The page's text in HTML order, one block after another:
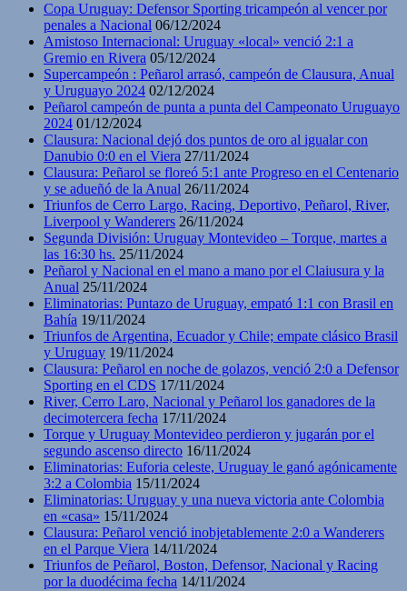
Copa Uruguay: Defensor Sporting tricampeón al vencer por
penales a Nacional 06/12/2024
Amistoso Internacional: Uruguay «local» venció 2:1 a
Gremio en Rivera 05/12/2024
Supercampeón : Peñarol arrasó, campeón de Clausura, Anual
y Uruguayo 2024 02/12/2024
Peñarol campeón de punta a punta del Campeonato Uruguayo
2024 01/12/2024
Clausura: Nacional dejó dos puntos de oro al igualar con
Danubio 0:0 en el Viera 27/11/2024
Clausura: Peñarol se floreó 5:1 ante Progreso en el Centenario
y se adueñó de la Anual 26/11/2024
Triunfos de Cerro Largo, Racing, Deportivo, Peñarol, River,
Liverpool y Wanderers 26/11/2024
Segunda División: Uruguay Montevideo – Torque, martes a
las 16:30 hs. 25/11/2024
Peñarol y Nacional en el mano a mano por el Claiusura y la
Anual 25/11/2024
Eliminatorias: Puntazo de Uruguay, empató 1:1 con Brasil en
Bahía 19/11/2024
Triunfos de Argentina, Ecuador y Chile; empate clásico Brasil
y Uruguay 19/11/2024
Clausura: Peñarol en noche de golazos, venció 2:0 a Defensor
Sporting en el CDS 17/11/2024
River, Cerro Laro, Nacional y Peñarol los ganadores de la
decimotercera fecha 17/11/2024
Torque y Uruguay Montevideo perdieron y jugarán por el
segundo ascenso directo 16/11/2024
Eliminatorias: Euforia celeste, Uruguay le ganó agónicamente
3:2 a Colombia 15/11/2024
Eliminatorias: Uruguay y una nueva victoria ante Colombia
en «casa» 15/11/2024
Clausura: Peñarol venció inobjetablemente 2:0 a Wanderers
en el Parque Viera 14/11/2024
Triunfos de Peñarol, Boston, Defensor, Nacional y Racing
por la duodécima fecha 14/11/2024